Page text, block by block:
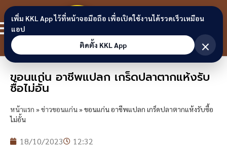
Skip to content
ขอนแก่น
ลิงก์
ขอนแก่น อาชีพแปลก เกร็ดปลาตากแห้งรับ
ซื้อไม่อั้น
หน้าแรก »ข่าวขอนแก่น»ขอนแก่น อาชีพแปลก เกร็ดปลาตากแห้งรับซื้อ
ไม่อั้น
18/10/2023 12:32
เพิ่ม KKL App ไว้ที่หน้าจอมือถือ เพื่อเปิดใช้งานได้รวดเร็วเหมือน
แอป
ติดตั้ง KKL App
×